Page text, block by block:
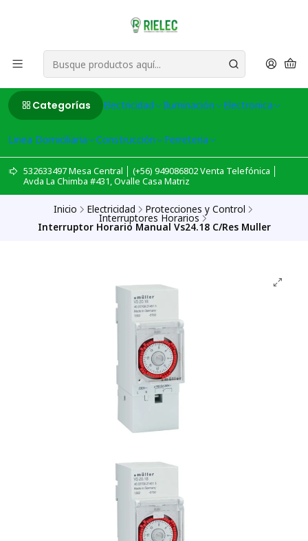
Categorías Electricidad Iluminación Electronica
Linea Domiciliaria Construcción Ferreteria
532633497 Mesa Central │ (+56) 949086802 Venta Telefónica │
Avda La Chimba #431, Ovalle Casa Matriz
Inicio Electricidad Protecciones y Control
Interruptores Horarios
Interruptor Horario Manual Vs24.18 C/Res Muller